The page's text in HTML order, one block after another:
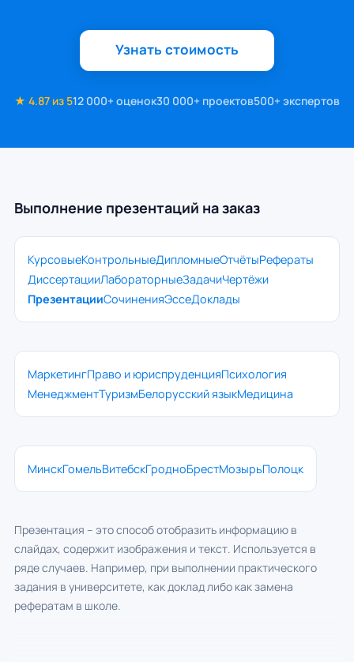
Узнать стоимость
★ 4.87 из 512 000+ оценок30 000+ проектов500+ экспертов
Выполнение презентаций на заказ
КурсовыеКонтрольныеДипломныеОтчётыРефераты
ДиссертацииЛабораторныеЗадачиЧертёжи
ПрезентацииСочиненияЭссеДоклады
МаркетингПраво и юриспруденцияПсихология
МенеджментТуризмБелорусский языкМедицина
МинскГомельВитебскГродноБрестМозырьПолоцк
Презентация – это способ отобразить информацию в
слайдах, содержит изображения и текст. Используется в
ряде случаев. Например, при выполнении практического
задания в университете, как доклад либо как замена
рефератам в школе.